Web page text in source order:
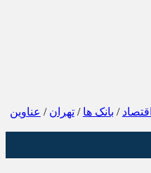
اقتصاد / بانک ها /تهران / عناوین